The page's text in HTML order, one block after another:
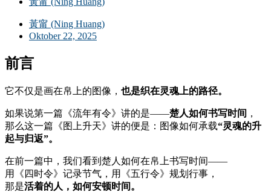
黃甯 (Ning Huang)
Oktober 22, 2025
前言
它不仅是画在帛上的图像， 也是织在灵魂上的路径。
如果说第一篇《流年有令》讲的是——楚人如何书写时间 ，
那么这一篇《图上升天》讲的便是：图像如何承载“灵魂的升
起与归返”。
在前一篇中，我们看到楚人如何在帛上书写时间——
用《四时令》记录节气，用《五行令》规划行事，
那是活着的人，如何安顿时间。